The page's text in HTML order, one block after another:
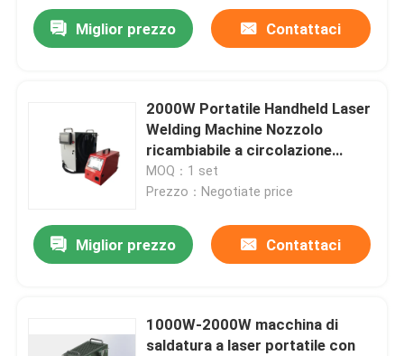
Miglior prezzo Contattaci
2000W Portatile Handheld Laser
Welding Machine Nozzolo
ricambiabile a circolazione
interna
MOQ：1 set
Prezzo：Negotiate price
Miglior prezzo Contattaci
1000W-2000W macchina di
saldatura a laser portatile con